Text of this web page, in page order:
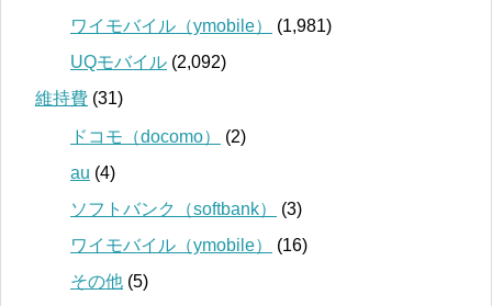
ワイモバイル（ymobile）
(1,981)
UQモバイル (2,092)
維持費 (31)
ドコモ（docomo）
(2)
au (4)
ソフトバンク（softbank）
(3)
ワイモバイル（ymobile）
(16)
その他 (5)